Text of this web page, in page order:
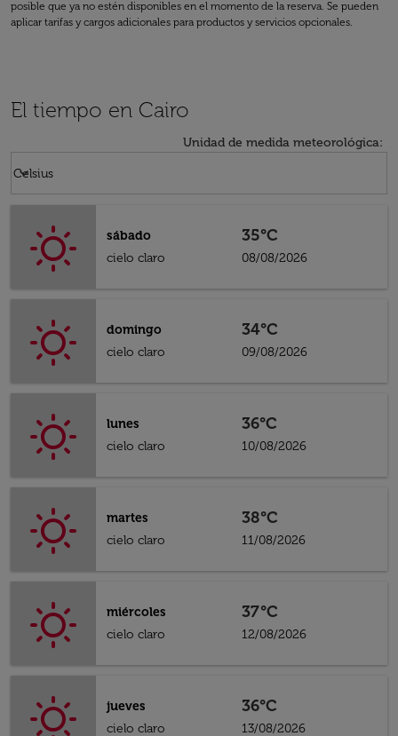
posible que ya no estén disponibles en el momento de la reserva. Se pueden
aplicar tarifas y cargos adicionales para productos y servicios opcionales.
El tiempo en Cairo
Unidad de medida meteorológica:
Celsius
keyboard_arrow_down
sábado
cielo claro
35°C
08/08/2026
domingo
cielo claro
34°C
09/08/2026
lunes
cielo claro
36°C
10/08/2026
martes
cielo claro
38°C
11/08/2026
miércoles
cielo claro
37°C
12/08/2026
jueves
cielo claro
36°C
13/08/2026